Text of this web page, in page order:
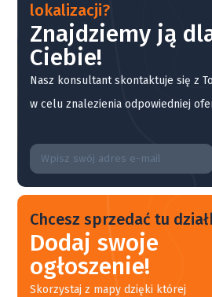
lokalizacji?
Znajdziemy ją
Ciebie!
Nasz konsultant skontaktuje się z
w celu znalezienia odpowiedniej
Chcesz sprzedać tu
Dodaj swoje
ogłoszenie!
Skorzystaj z mapy dzięki której